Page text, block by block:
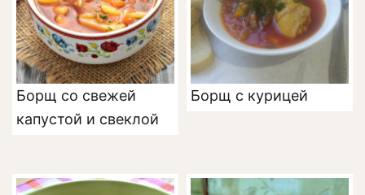
Борщ со свежей
капустой и свеклой
Борщ с курицей